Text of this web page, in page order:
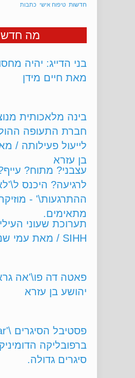
חדשות טיפוח אישי כתבות
מה חדש
בני הדייג: יהיה
מאת חיים מידן
בינה מלאכותית
לייעול פעילותה /
בן עזרא
עצבני? מתוח?
לרגיעה? היכנס
ההתרגעות\' -
מתאימים.
SIHH / מאת עמי שנקר
פאטה דה פו\'אה
יהושע בן עזרא
ברפובליקה
סיגרים גדולה.